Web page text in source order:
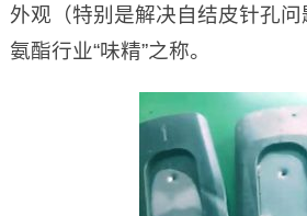
外观（特别是解决自结皮针孔
氨酯行业“味精”之称。